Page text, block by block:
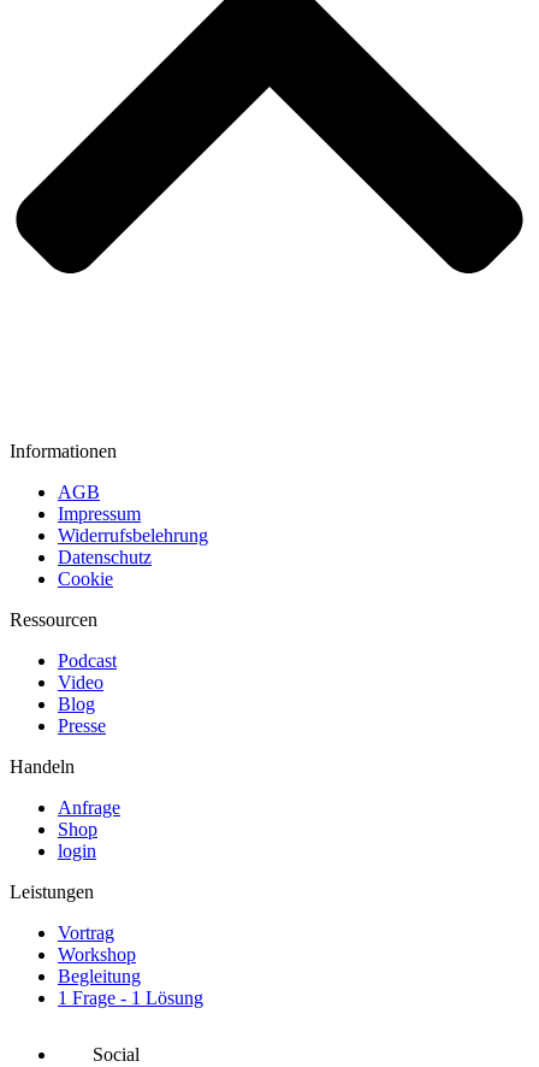
Informationen
AGB
Impressum
Widerrufsbelehrung
Datenschutz
Cookie
Ressourcen
Podcast
Video
Blog
Presse
Handeln
Anfrage
Shop
login
Leistungen
Vortrag
Workshop
Begleitung
1 Frage - 1 Lösung
Social